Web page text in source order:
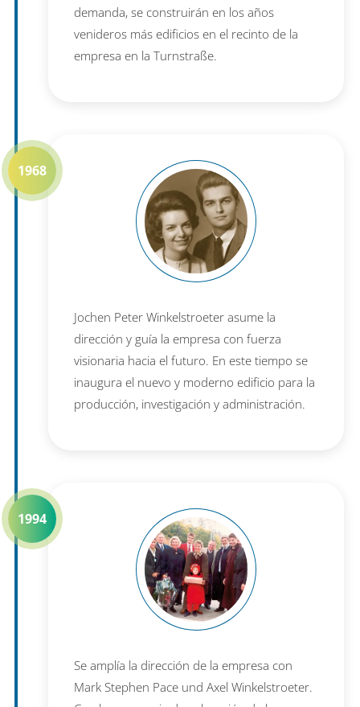
demanda, se construirán en los años
venideros más edificios en el recinto de la
empresa en la Turnstraße.
1968
Jochen Peter Winkelstroeter asume la
dirección y guía la empresa con fuerza
visionaria hacia el futuro. En este tiempo se
inaugura el nuevo y moderno edificio para la
producción, investigación y administración.
1994
Se amplía la dirección de la empresa con
Mark Stephen Pace und Axel Winkelstroeter.